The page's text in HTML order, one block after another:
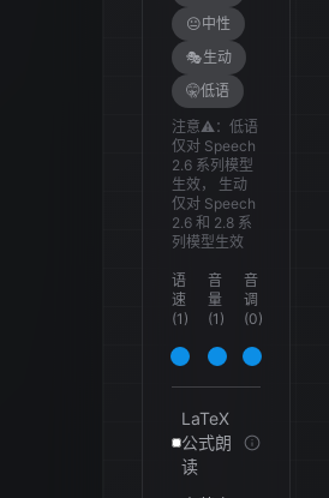
😐中性
🎭生动
🤫低语
注意⚠️：低语
仅对 Speech
2.6 系列模型
生效， 生动
仅对 Speech
2.6 和 2.8 系
列模型生效
语
速
(1 )
音
量
(1 )
音
调
(0)
LaTeX
公式朗
读